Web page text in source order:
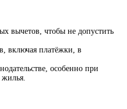
вычетов, чтобы не допустить
включая платёжки, в
особенно при